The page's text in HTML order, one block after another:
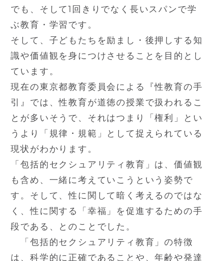
でも、そして1回きりでなく長いスパンで学
ぶ教育・学習です。
そして、子どもたちを励まし・後押しする知
識や価値観を身につけさせることを目的とし
ています。
現在の東京都教育委員会による『性教育の手
引』では、性教育が道徳の授業で扱われるこ
とが多いそうで、それはつまり「権利」とい
うより「規律・規範」として捉えられている
現状がわかります。
「包括的セクシュアリティ教育」は、価値観
も含め、一緒に考えていこうという姿勢で
す。そして、性に関して暗く考えるのではな
く、性に関する「幸福」を促進するための手
段である、とのことでした。
「包括的セクシュアリティ教育」の特徴
は、科学的に正確であることや、年齢や発達